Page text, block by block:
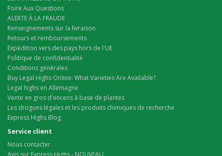
Foire Aux Questions
ALERTE À LA FRAUDE
Renseignements sur la livraison
Retours et remboursements
Expédition vers des pays hors de l'UE
Politique de confidentialité
Conditions générales
Buy Legal Highs Online: What Varieties Are Available?
Legal highs en Allemagne
Vente en gros d'encens à base de plantes
Les drogues légales et les produits chimiques de recherche
Express Highs Blog
Service client
Nous contacter
Avis sur Express Highs - NOUVEAU